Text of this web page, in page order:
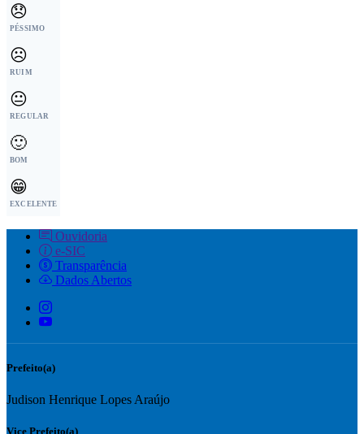
😞
PÉSSIMO
☹️
RUIM
😐
REGULAR
🙂
BOM
😁
EXCELENTE
Ouvidoria
e-SIC
Transparência
Dados Abertos
Prefeito(a)
Judison Henrique Lopes Araújo
Vice Prefeito(a)